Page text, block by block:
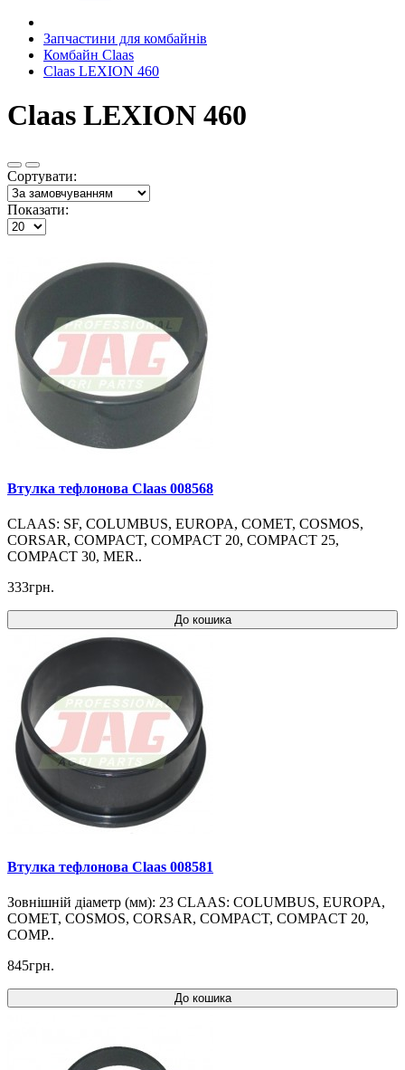
Запчастини для комбайнів
Комбайн Claas
Claas LEXION 460
Claas LEXION 460
Сортувати:
Показати:
Втулка тефлонова Claas 008568
CLAAS: SF, COLUMBUS, EUROPA, COMET, COSMOS,
CORSAR, COMPACT, COMPACT 20, COMPACT 25,
COMPACT 30, MER..
333грн.
До кошика
Втулка тефлонова Claas 008581
Зовнішній діаметр (мм): 23 CLAAS: COLUMBUS, EUROPA,
COMET, COSMOS, CORSAR, COMPACT, COMPACT 20,
COMP..
845грн.
До кошика